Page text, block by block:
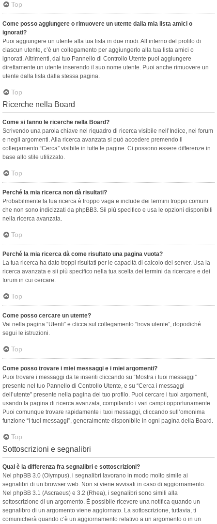
Top
Come posso aggiungere o rimuovere un utente dalla mia lista amici o
ignorati?
Puoi aggiungere un utente alla tua lista in due modi. All’interno del profilo di
ciascun utente, c’è un collegamento per aggiungerlo alla tua lista amici o
ignorati. Altrimenti, dal tuo Pannello di Controllo Utente puoi aggiungere
direttamente un utente inserendo il suo nome utente. Puoi anche rimuovere un
utente dalla lista dalla stessa pagina.
Top
Ricerche nella Board
Come si fanno le ricerche nella Board?
Scrivendo una parola chiave nel riquadro di ricerca visibile nell’Indice, nei forum
e negli argomenti. Alla ricerca avanzata si può accedere premendo il
collegamento “Cerca” visibile in tutte le pagine. Ci possono essere differenze in
base allo stile utilizzato.
Top
Perché la mia ricerca non dà risultati?
Probabilmente la tua ricerca è troppo vaga e include dei termini troppo comuni
che non sono indicizzati da phpBB3. Sii più specifico e usa le opzioni disponibili
nella ricerca avanzata.
Top
Perché la mia ricerca dà come risultato una pagina vuota?
La tua ricerca ha dato troppi risultati per le capacità di calcolo del server. Usa la
ricerca avanzata e sii più specifico nella tua scelta dei termini da ricercare e dei
forum in cui cercare.
Top
Come posso cercare un utente?
Vai nella pagina “Utenti” e clicca sul collegamento “trova utente”, dopodiché
segui le istruzioni.
Top
Come posso trovare i miei messaggi e i miei argomenti?
Puoi trovare i messaggi da te inseriti cliccando su “Mostra i tuoi messaggi”
presente nel tuo Pannello di Controllo Utente, e su “Cerca i messaggi
dell’utente” presente nella pagina del tuo profilo. Puoi cercare i tuoi argomenti,
usando la pagina di ricerca avanzata, compilando i vari campi opportunamente.
Puoi comunque trovare rapidamente i tuoi messaggi, cliccando sull’omonima
funzione “I tuoi messaggi”, generalmente disponibile in ogni pagina della Board.
Top
Sottoscrizioni e segnalibri
Qual è la differenza fra segnalibri e sottoscrizioni?
Nel phpBB 3.0 (Olympus), i segnalibri lavorano in modo molto simile ai
segnalibri di un browser web. Non si viene avvisati in caso di aggiornamento.
Nel phpBB 3.1 (Ascraeus) e 3.2 (Rhea), i segnalibri sono simili alla
sottoscrizione di un argomento. È possibile ricevere una notifica quando un
segnalibro di un argomento viene aggiornato. La sottoscrizione, tuttavia, ti
comunicherà quando c’è un aggiornamento relativo a un argomento o in un